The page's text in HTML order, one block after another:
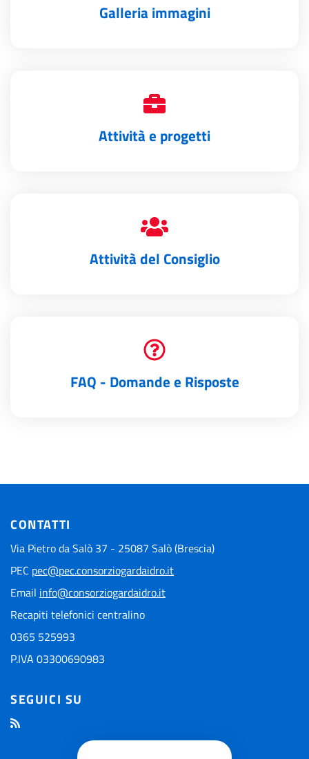
Galleria immagini
Attività e progetti
Attività del Consiglio
FAQ - Domande e Risposte
CONTATTI
Via Pietro da Salò 37 - 25087 Salò (Brescia)
PEC pec@pec.consorziogardaidro.it
Email info@consorziogardaidro.it
Recapiti telefonici centralino
0365 525993
P.IVA 03300690983
SEGUICI SU